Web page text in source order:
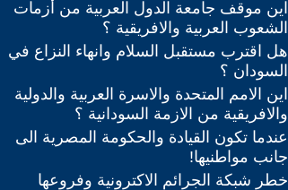
اين موقف جامعة الدول العربية من أزمات
الشعوب العربية والافريقية ؟
هل اقترب مستقبل السلام وانهاء النزاع في
السودان ؟
اين الامم المتحدة والاسرة العربية والدولية
والافريقية من الازمة السودانية ؟
عندما تكون القيادة والحكومة المصرية الى
جانب مواطنيها!
خطر شبكة الجرائم الاكترونية وفروعها